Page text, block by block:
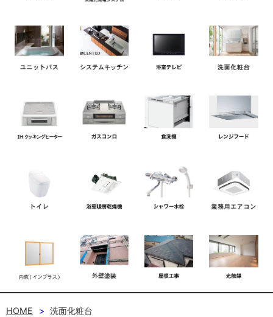
HOME 洗面化粧台